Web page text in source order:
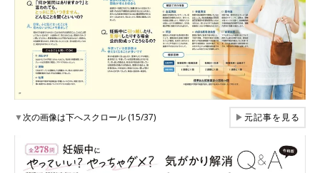
▼次の画像は下へスクロール (15/37) ▶元記事を見る